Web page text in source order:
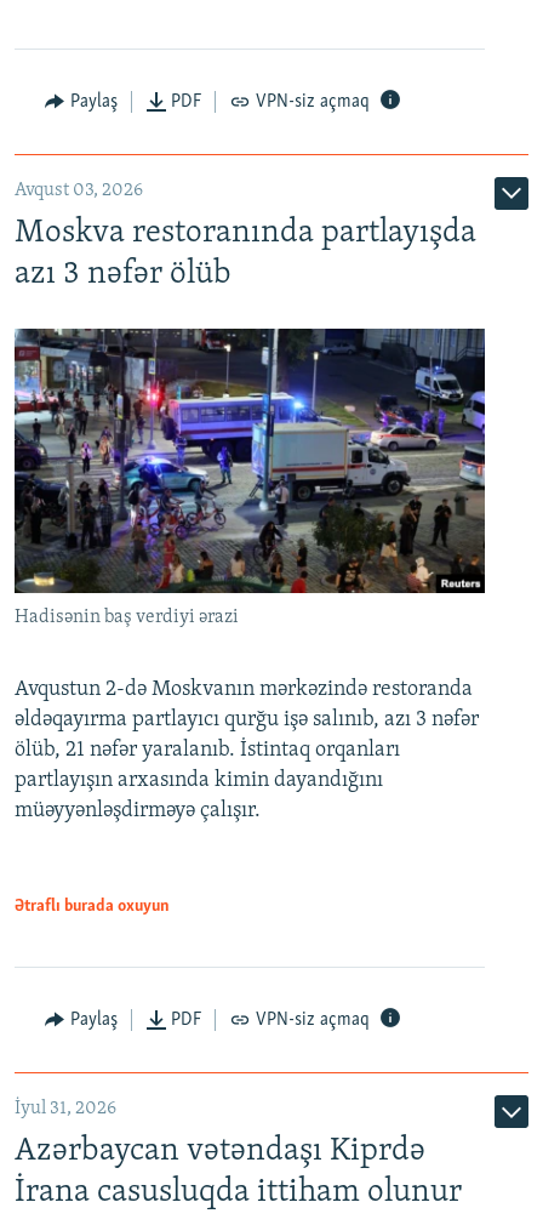
Paylaş PDF VPN-siz açmaq
Avqust 03, 2026
Moskva restoranında partlayışda
azı 3 nəfər ölüb
Hadisənin baş verdiyi ərazi
Avqustun 2-də Moskvanın mərkəzində restoranda
əldəqayırma partlayıcı qurğu işə salınıb, azı 3 nəfər
ölüb, 21 nəfər yaralanıb. İstintaq orqanları
partlayışın arxasında kimin dayandığını
müəyyənləşdirməyə çalışır.
Ətraflı burada oxuyun
Paylaş PDF VPN-siz açmaq
İyul 31, 2026
Azərbaycan vətəndaşı Kiprdə
İrana casusluqda ittiham olunur